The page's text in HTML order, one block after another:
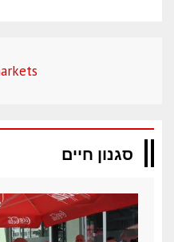
סגנון חיים